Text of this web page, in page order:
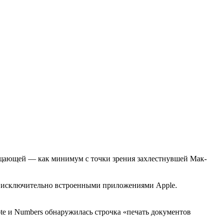
— как минимум с точки зрения захлестнувшей Мак-
встроенными приложениями Apple.
Numbers обнаружилась строчка «печать документов